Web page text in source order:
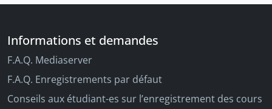
Informations et demandes
F.A.Q. Mediaserver
F.A.Q. Enregistrements par défaut
Conseils aux étudiant-es sur l’enregistrement des cours